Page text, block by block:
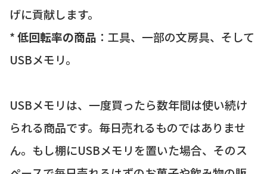
げに貢献します。
*低回転率の商品 ：工具、一部の文房具、そして
USBメモリ。
USBメモリは、一度買ったら数年間は使い続け
られる商品です。毎日売れるものではありませ
ん。もし棚にUSBメモリを置いた場合、そのス